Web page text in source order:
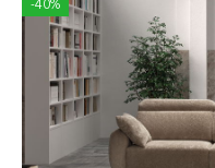
-40%